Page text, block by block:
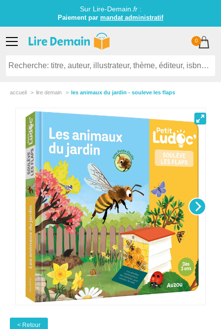
Sur Lire-Demain. fr:
Paiement par mandat administratif
0
accueil lire demain les animaux du jardin - souleve les flaps
< Retour